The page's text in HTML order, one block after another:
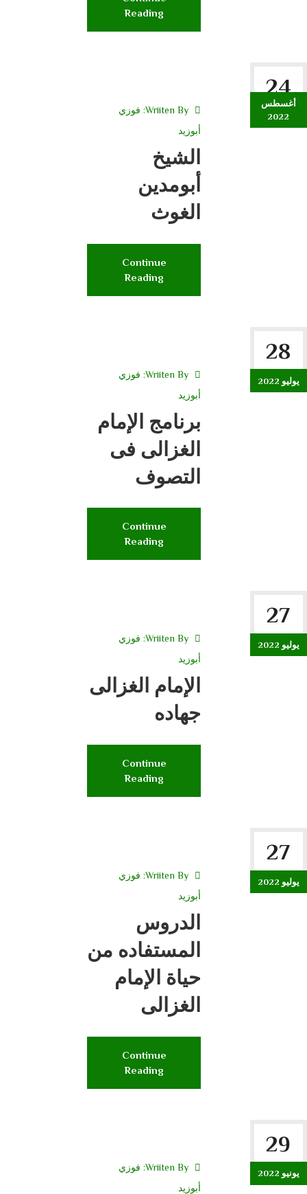
Reading
24
أغسطس
2022
Wriiten By: فوزي
أبوزيد
الشيخ
أبومدين
الغوث
Continue
Reading
28
يوليو 2022
Wriiten By: فوزي
أبوزيد
برنامج الإمام
الغزالى فى
التصوف
Continue
Reading
27
يوليو 2022
Wriiten By: فوزي
أبوزيد
الإمام الغزالى
جهاده
Continue
Reading
27
يوليو 2022
Wriiten By: فوزي
أبوزيد
الدروس
المستفاده من
حياة الإمام
الغزالى
Continue
Reading
29
يونيو 2022
Wriiten By: فوزي
أبوزيد